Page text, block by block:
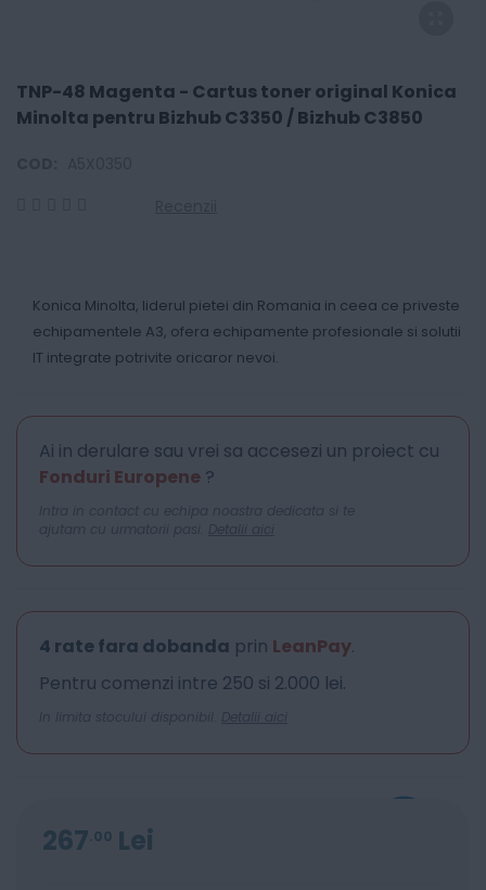
TNP-48 Magenta - Cartus toner original Konica
Minolta pentru Bizhub C3350 / Bizhub C3850
Konica Minolta, liderul pietei din Romania in ceea ce priveste
echipamentele A3, ofera echipamente profesionale si solutii
IT integrate potrivite oricaror nevoi.
Ai in derulare sau vrei sa accesezi un proiect cu
Fonduri Europene ?
Intra in contact cu echipa noastra dedicata si te
ajutam cu urmatorii pasi. Detalii aici
4 rate fara dobanda prin LeanPay.
Pentru comenzi intre 250 si 2.000 lei.
In limita stocului disponibil. Detalii aici
267 00 Lei